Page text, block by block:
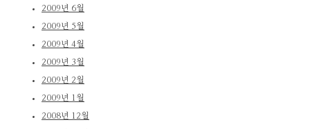
2009년 6월
2009년 5월
2009년 4월
2009년 3월
2009년 2월
2009년 1월
2008년 12월